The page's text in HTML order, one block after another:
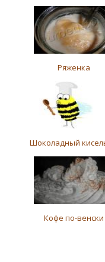
Ряженка
Шоколадный
Кофе по-венски